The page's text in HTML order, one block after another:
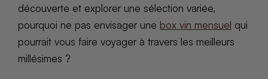
découverte et explorer une sélection variée,
pourquoi ne pas envisager une box vin mensuel qui
pourrait vous faire voyager à travers les meilleurs
millésimes ?